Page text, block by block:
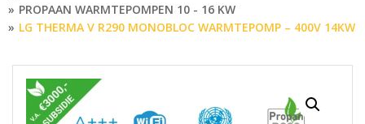
PROPAAN WARMTEPOMPEN 10 - 16 KW
LG THERMA V R290 MONOBLOC WARMTEPOMP – 400V 14KW